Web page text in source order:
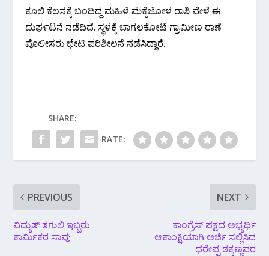
ಕೂಲಿ ಕೆಲಸಕ್ಕೆ ಬಂದಿದ್ದ ಮಹಿಳೆ ಮೆಕ್ಕೆಜೋಳ ರಾಶಿ ವೇಳೆ ಈ
ದುರ್ಘಟನೆ ನಡೆದಿದೆ. ಸ್ಥಳಕ್ಕೆ ಬಾಗಲಕೋಟೆ ಗ್ರಾಮೀಣ ಠಾಣೆ
ಪೊಲೀಸರು ಭೇಟಿ ಪರಿಶೀಲನೆ ನಡೆಸಿದ್ದಾರೆ.
SHARE:
RATE:
PREVIOUS
ವಿದ್ಯುತ್ ತಗುಲಿ ಇಬ್ಬರು
ಕಾರ್ಮಿಕರ ಸಾವು
NEXT
ಕಾಂಗ್ರೆಸ್ ಪಕ್ಷದ ಅಭ್ಯರ್ಥಿ
ಆಕಾಂಕ್ಷಿಯಾಗಿ ಅರ್ಜಿ ಸಲ್ಲಿಸಿದ
ಧರೇಪ್ಪ ಠಕ್ಕಣ್ಣವರ